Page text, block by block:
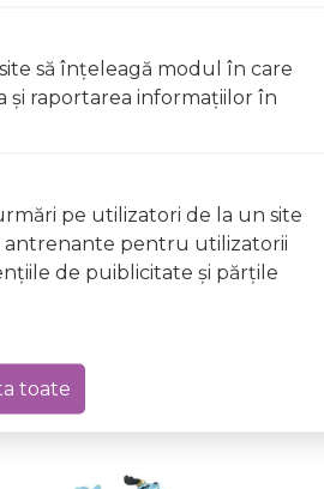
să înţeleagă modul în care
şi raportarea informaţiilor în
pe utilizatori de la un site
antrenante pentru utilizatorii
de puiblicitate şi părţile
toate